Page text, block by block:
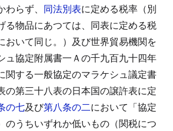
らず、 同法別表に定める税率（別
る物品にあつては、同表に定める税
おいて同じ。）及び世界貿易機関を
ュ協定附属書一Ａの千九百九十四年
関する一般協定のマラケシュ議定書
の第三十八表の日本国の譲許表に定
の七及び第八条の二において「協定
のうちいずれか低いもの（関税につ